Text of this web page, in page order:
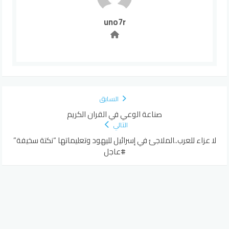
uno7r
السابق
صناعة الوعي في القران الكريم
التالي
لا عزاء للعرب..الملاجئ في إسرائيل لليهود وتعليماتها “نكتة سخيفة”
#عاجل